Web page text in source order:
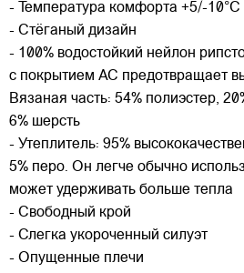
- Температура комфорта +5/-10°C
- Стёганый дизайн
- 100% водостойкий нейлон
с покрытием AC предотвращает
Вязаная часть: 54% полиэстер,
6% шерсть
- Утеплитель: 95%
5% перо. Он легче обычно
может удерживать больше тепла
- Свободный крой
- Слегка укороченный силуэт
- Опущенные плечи